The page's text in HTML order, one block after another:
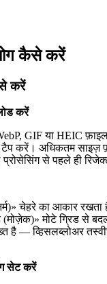
कैसे करें
करें
करें
GIF या HEIC
करें। अधिकतम साइज़
से पहले ही
चेहरे का आकार रखता
मोटे ग्रिड से
है — व्हिसलब्लोअर
सेट करें